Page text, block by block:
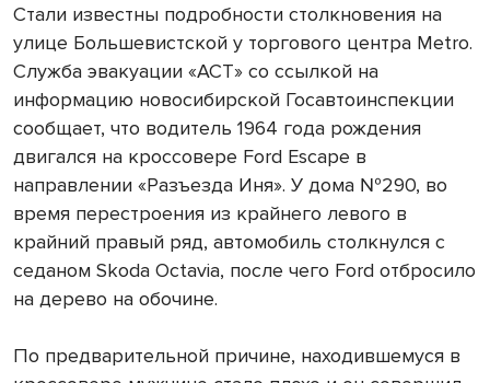
Стали известны подробности столкновения на
улице Большевистской у торгового центра Metro.
Служба эвакуации «АСТ» со ссылкой на
информацию новосибирской Госавтоинспекции
сообщает, что водитель 1964 года рождения
двигался на кроссовере Ford Escape в
направлении «Разъезда Иня». У дома №290, во
время перестроения из крайнего левого в
крайний правый ряд, автомобиль столкнулся с
седаном Skoda Octavia, после чего Ford отбросило
на дерево на обочине.
По предварительной причине, находившемуся в